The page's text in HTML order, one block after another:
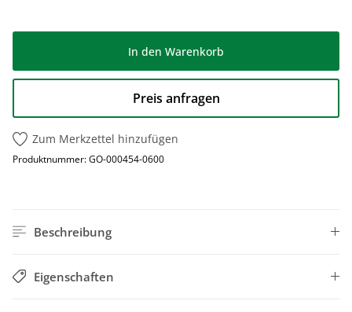
In den Warenkorb
Preis anfragen
Zum Merkzettel hinzufügen
Produktnummer:GO-000454-0600
Beschreibung
Eigenschaften